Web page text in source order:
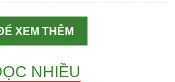
XEM THÊM
NHIỀU